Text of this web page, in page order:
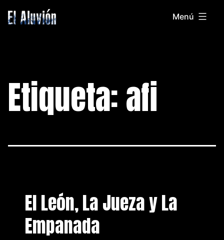
Saltar
El
Menú
Etiqueta:afi
El León, La Jueza y La
Empanada